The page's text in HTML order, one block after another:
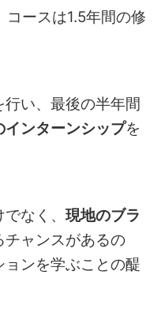
ースは1.5年間の修
行い、最後の半年間
ンターンシップを
なく、 現地のブラ
チャンスがあるの
ンを学ぶことの醍